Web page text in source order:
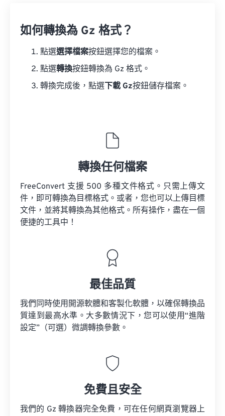
如何轉換為 Gz 格式？
點選選擇檔案按鈕選擇您的檔案。
點選轉換按鈕轉換為 Gz 格式。
轉換完成後，點選 下載 Gz按鈕儲存檔案。
轉換任何檔案
FreeConvert 支援 500 多種文件格式。只需上傳文
件，即可轉換為目標格式。或者，您也可以上傳目標
文件，並將其轉換為其他格式。所有操作，盡在一個
便捷的工具中！
最佳品質
我們同時使用開源軟體和客製化軟體，以確保轉換品
質達到最高水準。大多數情況下，您可以使用“進階
設定”（可選）微調轉換參數。
免費且安全
我們的 Gz 轉換器完全免費，可在任何網頁瀏覽器上